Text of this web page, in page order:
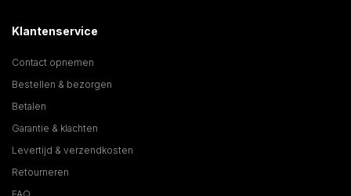
Klantenservice
Contact opnemen
Bestellen & bezorgen
Betalen
Garantie & klachten
Levertijd & verzendkosten
Retourneren